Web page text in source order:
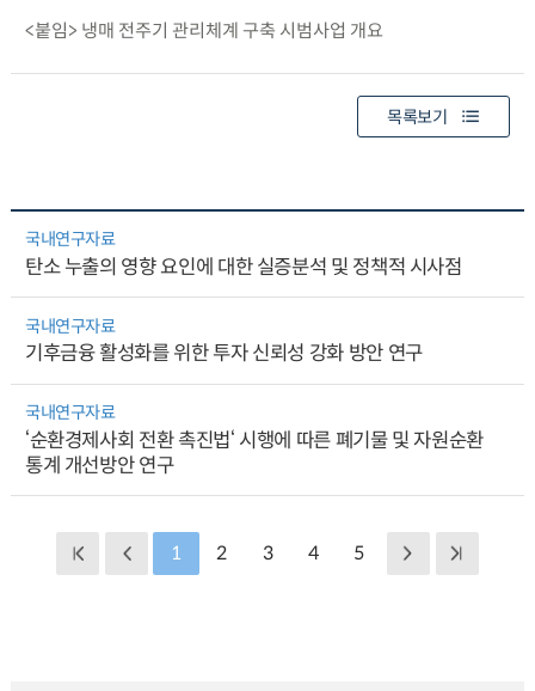
<붙임> 냉매 전주기 관리체계 구축 시범사업 개요
목록보기
국내연구자료
탄소 누출의 영향 요인에 대한 실증분석 및 정책적 시사점
국내연구자료
기후금융 활성화를 위한 투자 신뢰성 강화 방안 연구
국내연구자료
‘순환경제사회 전환 촉진법‘ 시행에 따른 폐기물 및 자원순환
통계 개선방안 연구
1 2 3 4 5